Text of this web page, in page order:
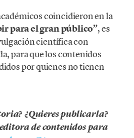
coincidieron en la
para el gran público”, es
científica con
para que los contenidos
por quienes no tienen
¿Quieres publicarla?
de contenidos para